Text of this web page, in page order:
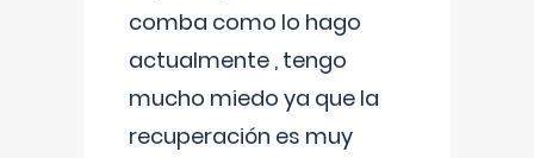
comba como lo hago
actualmente , tengo
mucho miedo ya que la
recuperación es muy